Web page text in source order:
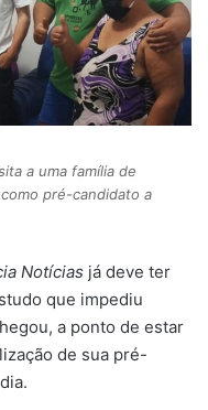
a uma família de
pré-candidato a
Notícias já deve ter
que impediu
a ponto de estar
de sua pré-